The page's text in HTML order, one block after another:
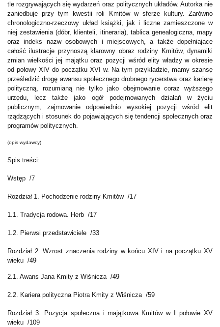
tle rozgrywających się wydarzeń oraz politycznych układów. Autorka nie
zaniedbuje przy tym kwestii roli Kmitów w sferze kultury. Zarówno
chronologiczno-rzeczowy układ książki, jak i liczne zamieszczone w
niej zestawienia (dóbr, klienteli, itineraria), tablica genealogiczna, mapy
oraz indeks nazw osobowych i miejscowych, a także dopełniające
całość ilustracje przynoszą klarowny obraz rodziny Kmitów, dynamiki
zmian wielkości jej majątku oraz pozycji wśród elity władzy w okresie
od połowy XIV do początku XVI w. Na tym przykładzie, mamy szansę
prześledzić drogę awansu społecznego drobnego rycerstwa oraz karierę
polityczną, rozumianą nie tylko jako obejmowanie coraz wyższego
urzędu, lecz także jako ogół podejmowanych działań w życiu
publicznym, zajmowanie odpowiednio wysokiej pozycji wśród elit
rządzących i stosunek do pojawiających się tendencji społecznych oraz
programów politycznych.
(opis wydawcy)
Spis treści:
Wstęp /7
Rozdział 1. Pochodzenie rodziny Kmitów /17
1.1. Tradycja rodowa. Herb /17
1.2. Pierwsi przedstawiciele /33
Rozdział 2. Wzrost znaczenia rodziny w końcu XIV i na początku XV
wieku /49
2.1. Awans Jana Kmity z Wiśnicza /49
2.2. Kariera polityczna Piotra Kmity z Wiśnicza /59
Rozdział 3. Pozycja społeczna i majątkowa Kmitów w I połowie XV
wieku /109